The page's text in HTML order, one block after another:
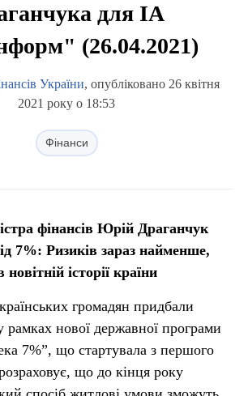
для ІА
(26.04.2021)
України, опубліковано 26 квітня
2021 року о 18:53
Фінанси
фінансів Юрій Драганчук
7%: Ризиків зараз найменше,
історії країни
громадян придбали
рамках нової державної програми
7%”, що стартувала з першого
що до кінця року